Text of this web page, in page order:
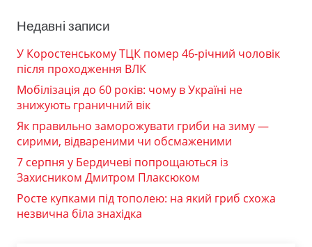
Недавні записи
У Коростенському ТЦК помер 46-річний чоловік
після проходження ВЛК
Мобілізація до 60 років: чому в Україні не
знижують граничний вік
Як правильно заморожувати гриби на зиму —
сирими, відвареними чи обсмаженими
7 серпня у Бердичеві попрощаються із
Захисником Дмитром Плаксюком
Росте купками під тополею: на який гриб схожа
незвична біла знахідка